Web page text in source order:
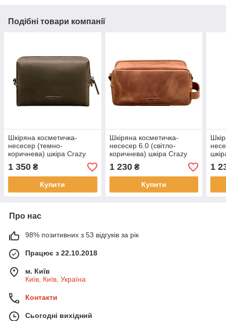
Подібні товари компанії
Шкіряна косметичка-
несесер (темно-
коричнева) шкіра Crazy
Horse
1 350 ₴
Купити
Шкіряна косметичка-
несесер 6.0 (світло-
коричнева) шкіра Crazy
Horse
1 230₴
Купити
1
Про нас
98% позитивних з 53 відгуків за рік
Працює з 22.10.2018
м. Київ
Київ, Київ, Україна
Контакти
Сьогодні вихідний